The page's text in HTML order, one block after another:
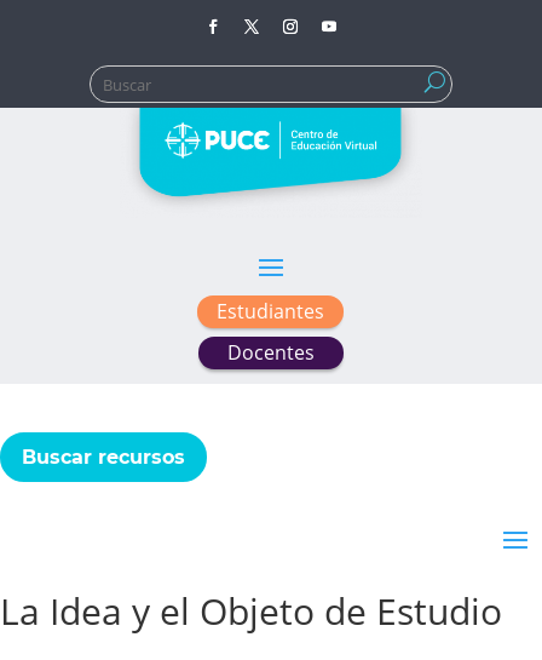
Buscar:
Estudiantes
Docentes
Buscar recursos
La Idea y el Objeto de Estudio